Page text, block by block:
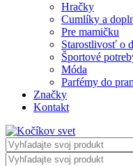
Hračky
Cumlíky a
Pre mamičku
Starostlivosť o
Športové
Móda
Parfémy do
Značky
Kontakt